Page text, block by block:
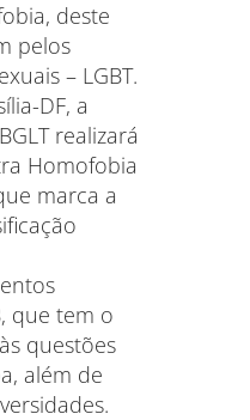
deste
pelos
– LGBT.
DF, a
realizará
Homofobia
marca a
que tem o
questões
além de